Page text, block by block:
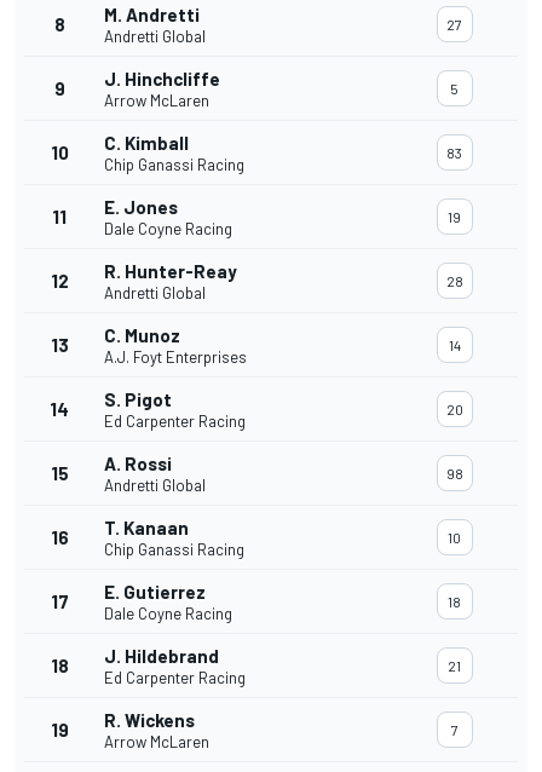
8 M. Andretti
Andretti Global
27
9 J. Hinchcliffe
Arrow McLaren
5
10 C. Kimball
Chip Ganassi Racing
83
11 E. Jones
Dale Coyne Racing
19
12 R. Hunter-Reay
Andretti Global
28
13 C. Munoz
A.J. Foyt Enterprises
14
14 S. Pigot
Ed Carpenter Racing
20
15 A. Rossi
Andretti Global
98
16 T. Kanaan
Chip Ganassi Racing
10
17 E. Gutierrez
Dale Coyne Racing
18
18 J. Hildebrand
Ed Carpenter Racing
21
19 R. Wickens
Arrow McLaren
7